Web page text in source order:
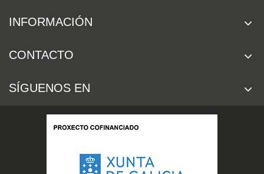
INFORMACIÓN
CONTACTO
SÍGUENOS EN